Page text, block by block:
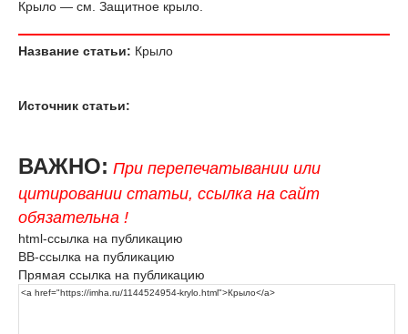
Крыло — см. Защитное крыло.
Название статьи: Крыло
Источник статьи:
ВАЖНО: При перепечатывании или
цитировании статьи, ссылка на сайт
обязательна !
html-ссылка на публикацию
BB-ссылка на публикацию
Прямая ссылка на публикацию